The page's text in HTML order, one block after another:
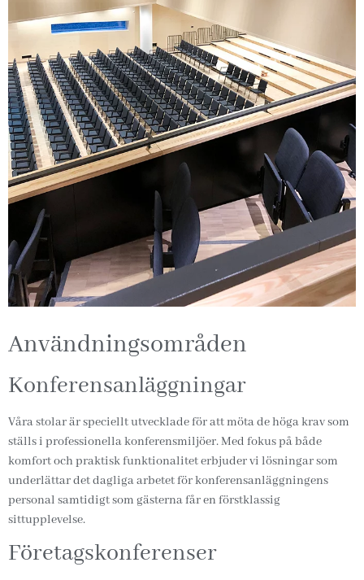
Användningsområden
Konferensanläggningar
Våra stolar är speciellt utvecklade för att möta de höga krav som
ställs i professionella konferensmiljöer. Med fokus på både
komfort och praktisk funktionalitet erbjuder vi lösningar som
underlättar det dagliga arbetet för konferensanläggningens
personal samtidigt som gästerna får en förstklassig
sittupplevelse.
Företagskonferenser